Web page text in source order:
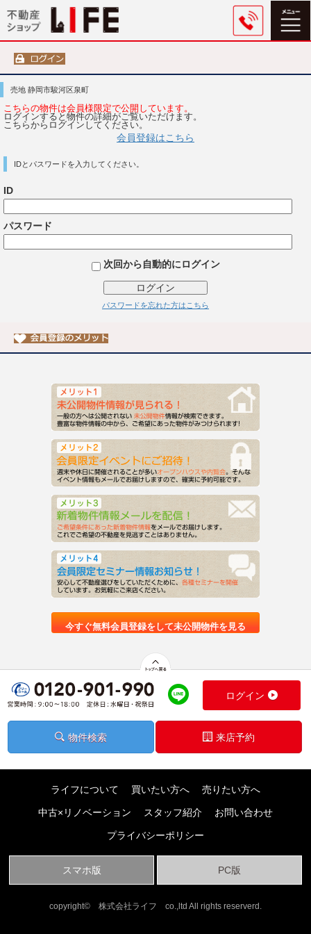
売地 静岡市駿河区泉町
こちらの物件は会員様限定で公開しています。
ログインすると物件の詳細がご覧いただけます。
こちらからログインしてください。
会員登録はこちら
IDとパスワードを入力してください。
ID
パスワード
次回から自動的にログイン
ログイン
パスワードを忘れた方はこちら
今すぐ無料会員登録をして未公開物件を見る
ログイン
物件検索 来店予約
ライフについて 買いたい方へ 売りたい方へ
中古×リノベーション スタッフ紹介 お問い合わせ
プライバシーポリシー
スマホ版 PC版
copyright© 株式会社ライフ co.,ltd All rights reserverd.